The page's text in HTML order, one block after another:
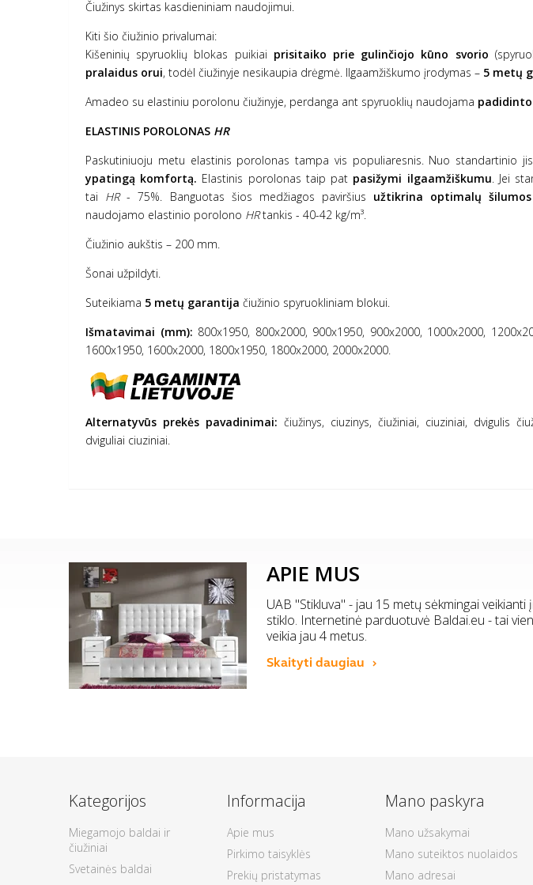
Čiužinys skirtas kasdieniniam naudojimui.
Kiti šio čiužinio privalumai:
Kišeninių spyruoklių blokas puikiai prisitaiko prie gulinčiojo kūno svorio
pralaidus orui, todėl čiužinyje nesikaupia drėgmė. Ilgaamžiškumo įrodymas – 5 metų
Amadeo su elastiniu porolonu čiužinyje, perdanga ant spyruoklių naudojama
ELASTINIS POROLONAS HR
Paskutiniuoju metu elastinis porolonas tampa vis populiaresnis. Nuo standartinio
ypatingą komfortą. Elastinis porolonas taip pat pasižymi ilgaamžiškumu. Jei
tai HR- 75%. Banguotas šios medžiagos paviršius užtikrina optimalų
naudojamo elastinio porolono HRtankis - 40-42 kg/m³.
Čiužinio aukštis – 200 mm.
Šonai užpildyti.
Suteikiama 5 metų garantija čiužinio spyruokliniam blokui.
Išmatavimai (mm): 800x1950, 800x2000, 900x1950, 900x2000, 1000x2000,
1600x1950, 1600x2000, 1800x1950, 1800x2000, 2000x2000.
Alternatyvūs prekės pavadinimai: čiužinys, ciuzinys, čiužiniai, ciuziniai, dvigulis
dviguliai ciuziniai.
APIE MUS
UAB "Stikluva" - jau 15 metų sėkmingai
stiklo. Internetinė parduotuvė Baldai.eu - tai
veikia jau 4 metus.
Skaityti daugiau
Kategorijos
Miegamojo baldai ir
čiužiniai
Svetainės baldai
Informacija
Apie mus
Pirkimo taisyklės
Prekių pristatymas
Mano paskyra
Mano užsakymai
Mano suteiktos nuolaidos
Mano adresai